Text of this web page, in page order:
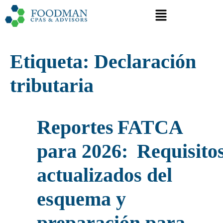
Etiqueta: Declaración
tributaria
Reportes FATCA
para 2026:
actualizados del
esquema y